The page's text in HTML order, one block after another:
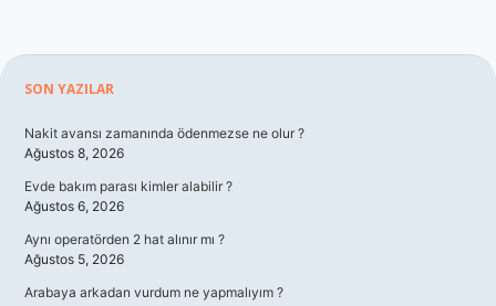
Sidebar
SON YAZILAR
Nakit avansı zamanında ödenmezse ne olur ?
Ağustos 8, 2026
Evde bakım parası kimler alabilir ?
Ağustos 6, 2026
Aynı operatörden 2 hat alınır mı ?
Ağustos 5, 2026
Arabaya arkadan vurdum ne yapmalıyım ?